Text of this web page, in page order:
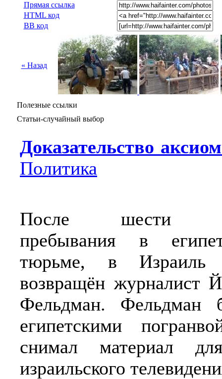
Прямая ссылка
HTML код
BB код
« Назад
Полезные ссылки
Статьи-случайный выбор
Доказательство
Политика
После шести
пребывания в
тюрьме, в Израиль
возвращён журналист
Фельдман. Фельдман
египетскими
снимал материал
израильского